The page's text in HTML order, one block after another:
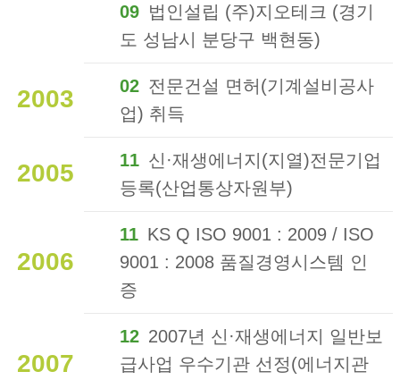
09 법인설립 (주)지오테크 (경기
도 성남시 분당구 백현동)
2003 02 전문건설 면허(기계설비공사
업) 취득
2005 11 신·재생에너지(지열)전문기업
등록(산업통상자원부)
2006
11 KS Q ISO 9001 : 2009 / ISO
9001 : 2008 품질경영시스템 인
증
2007
12 2007년 신·재생에너지 일반보
급사업 우수기관 선정(에너지관